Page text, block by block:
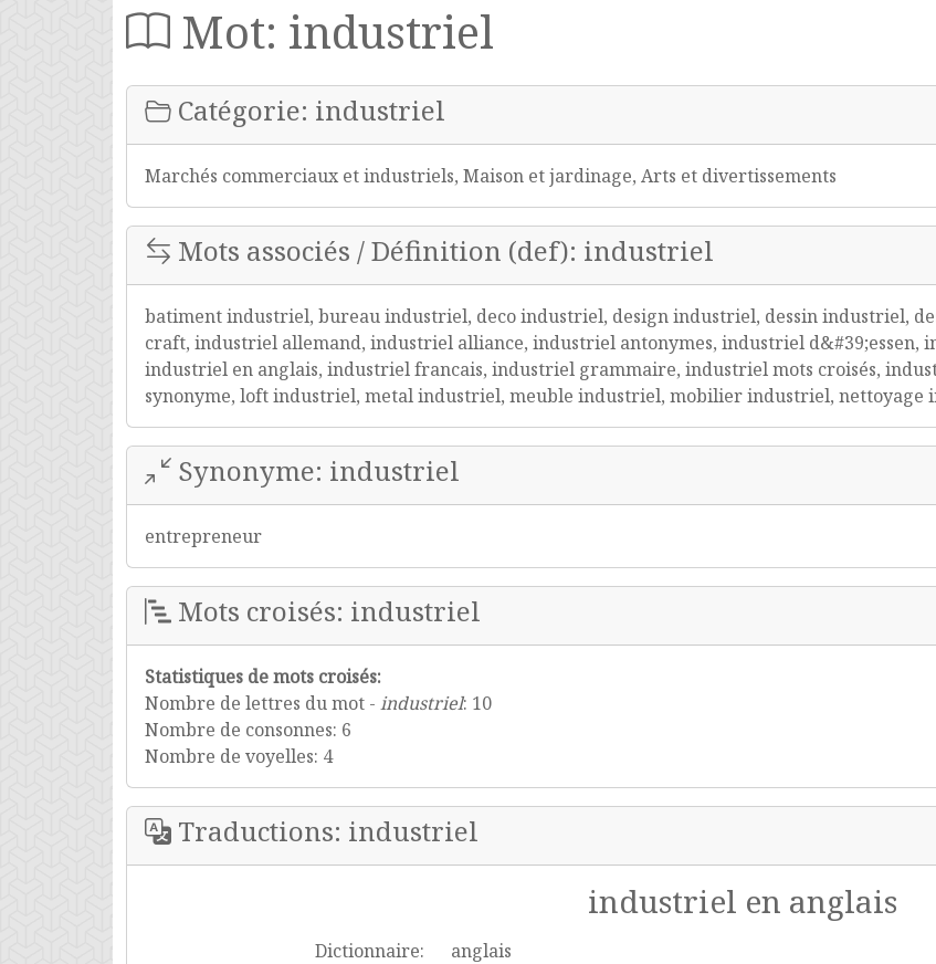
Mot: industriel
Catégorie: industriel
Marchés commerciaux et industriels, Maison et jardinage, Arts et divertissements
Mots associés / Définition (def): industriel
batiment industriel, bureau industriel, deco industriel, design industriel, dessin industriel,
craft, industriel allemand, industriel alliance, industriel antonymes, industriel d&#39;essen,
industriel en anglais, industriel francais, industriel grammaire, industriel mots croisés,
synonyme, loft industriel, metal industriel, meuble industriel, mobilier industriel,
Synonyme: industriel
entrepreneur
Mots croisés: industriel
Statistiques de mots croisés:
Nombre de lettres du mot - industriel: 10
Nombre de consonnes: 6
Nombre de voyelles: 4
Traductions: industriel
industriel en anglais
Dictionnaire:
anglais